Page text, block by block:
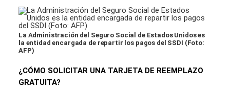
La Administración del Seguro Social de Estados Unidos es
la entidad encargada de repartir los pagos del SSDI (Foto:
AFP)
¿CÓMO SOLICITAR UNA TARJETA DE REEMPLAZO
GRATUITA?